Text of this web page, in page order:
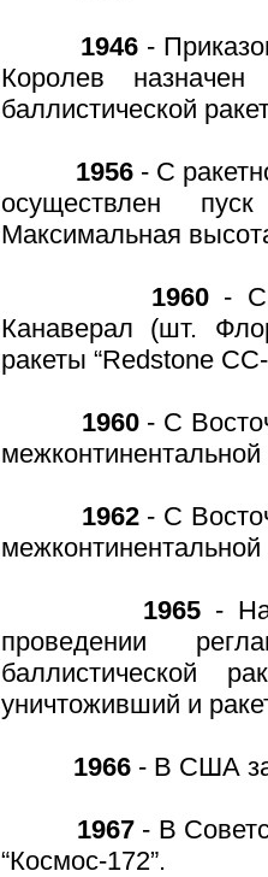
1946 -
Королев
баллистической
1956- С
осуществлен
Максимальная
1960- С
Канаверал (шт.
ракеты “Redstone
1960- С
межконтинентальной
1962- С
межконтинентальной
1965 -
проведении
баллистической
уничтоживший и
1966- В США
1967- В
“Космос-172”.